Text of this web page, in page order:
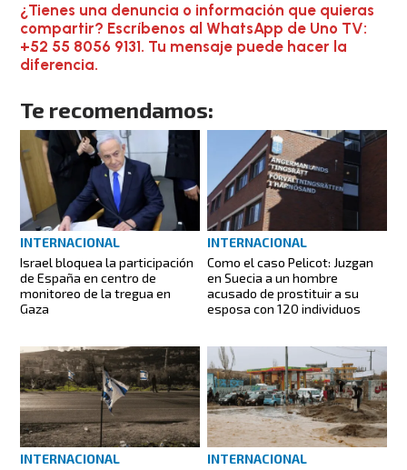
¿Tienes una denuncia o información que quieras
compartir? Escríbenos al WhatsApp de Uno TV:
+52 55 8056 9131. Tu mensaje puede hacer la
diferencia.
Te recomendamos:
INTERNACIONAL
Israel bloquea la participación
de España en centro de
monitoreo de la tregua en
Gaza
INTERNACIONAL
Como el caso Pelicot: Juzgan
en Suecia a un hombre
acusado de prostituir a su
esposa con 120 individuos
INTERNACIONAL
INTERNACIONAL